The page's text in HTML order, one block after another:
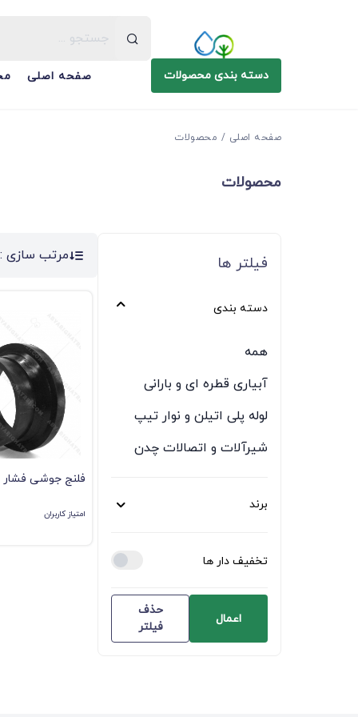
دسته بندی محصولات صفحه اصلی
صفحه اصلی محصولات
محصولات
فیلتر ها
دسته بندی
همه
آبیاری قطره ای و بارانی
لوله پلی اتیلن و نوار تیپ
شیرآلات و اتصالات چدن
اتصالات آهنی و گالوانیزه
برند
تخفیف دار ها
اعمال
حذف
فیلتر
مرتب سازی :
فلنج جوشی فشار 6 اتمسفر
امتیاز کاربران